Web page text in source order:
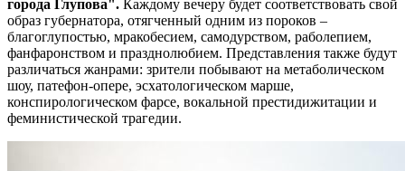
города Глупова". Каждому вечеру будет соответствовать свой
образ губернатора, отягченный одним из пороков –
благоглупостью, мракобесием, самодурством, раболепием,
фанфаронством и празднолюбием. Представления также будут
различаться жанрами: зрители побывают на метаболическом
шоу, патефон-опере, эсхатологическом марше,
конспирологическом фарсе, вокальной престидижитации и
феминистической трагедии.